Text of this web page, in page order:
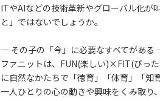
ITやAIなどの技術革新やグローバル化が
と」ではないでしょうか。
― その子の「今」に必要なすべてがある
ファニットは、FUN(楽しい)×FIT(ぴっ
に自然なかたちで「徳育」「体育」「知
一人ひとりの心の動きや興味をくみ取り